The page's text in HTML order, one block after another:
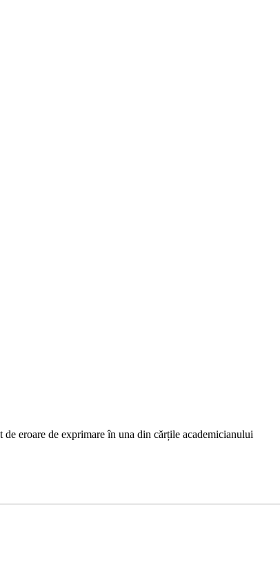
eroare de exprimare în una din cărțile academicianului